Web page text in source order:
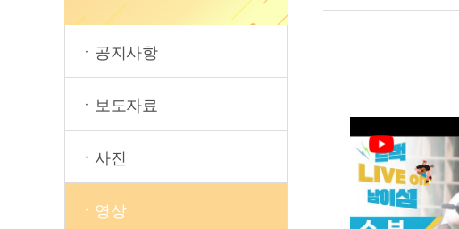
ㆍ공지사항
ㆍ보도자료
ㆍ사진
ㆍ영상